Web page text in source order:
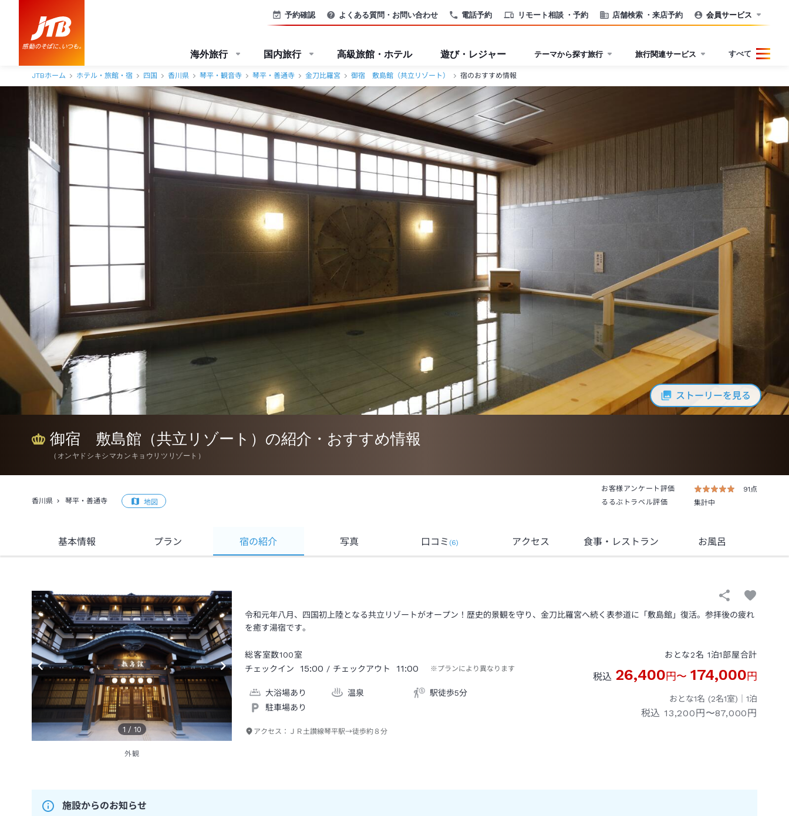
電話予約 リモート相談 ・予約 店舗検索 ・来店予約
予約確認 よくある質問・お問い合わせ 会員サービス
海外旅行 国内旅行 高級旅館・ホテル 遊び・レジャー テーマから探す旅行 旅行関連サービス すべて
JTBホーム ホテル・旅館・宿 四国 香川県 琴平・観音寺 琴平・善通寺 金刀比羅宮 御宿 敷島館（共立リゾート） 宿のおすすめ情報
ストーリーを見る
御宿 敷島館（共立リゾート）の紹介・おすすめ情報
（ オンヤドシキシマカンキョウリツリゾート ）
香川県 琴平・善通寺 地図
お客様アンケート評価
91点
るるぶトラベル評価
集計中
基本情報 プラン 宿の紹介 写真 口コミ (6) アクセス 食事 ・レストラン お風呂
1 / 10
外観
令和元年八月、四国初上陸となる共立リゾートがオープン！歴史的景観を守り、金刀比羅宮へ続く表参道に「敷島館」復活。参拝後の疲れ
を癒す湯宿です。
総客室数100室
チェックイン
15:00 / チェックアウト 11:00 ※プランにより異なります
大浴場あり 温泉
駅徒歩5分
駐車場あり
アクセス： ＪＲ土讃線琴平駅→徒歩約８分
おとな2名 1泊1部屋合計
税込 26,400円〜 174,000円
おとな1名 (2名1室)｜ 1泊
税込 13,200円〜87,000円
施設からのお知らせ